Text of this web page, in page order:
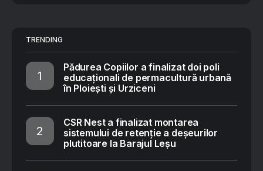
TRENDING
Pădurea Copiilor a finalizat doi poli
educaționali de permacultură urbană
în Ploiești și Urziceni
CSR Nest a finalizat montarea
sistemului de retenție a deșeurilor
plutitoare la Barajul Leșu